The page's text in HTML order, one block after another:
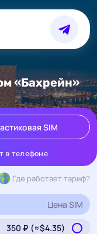
«Бахрейн»
SIM
в телефоне
Где работает тариф?
Цена SIM
350 ₽ (≈$4.35)